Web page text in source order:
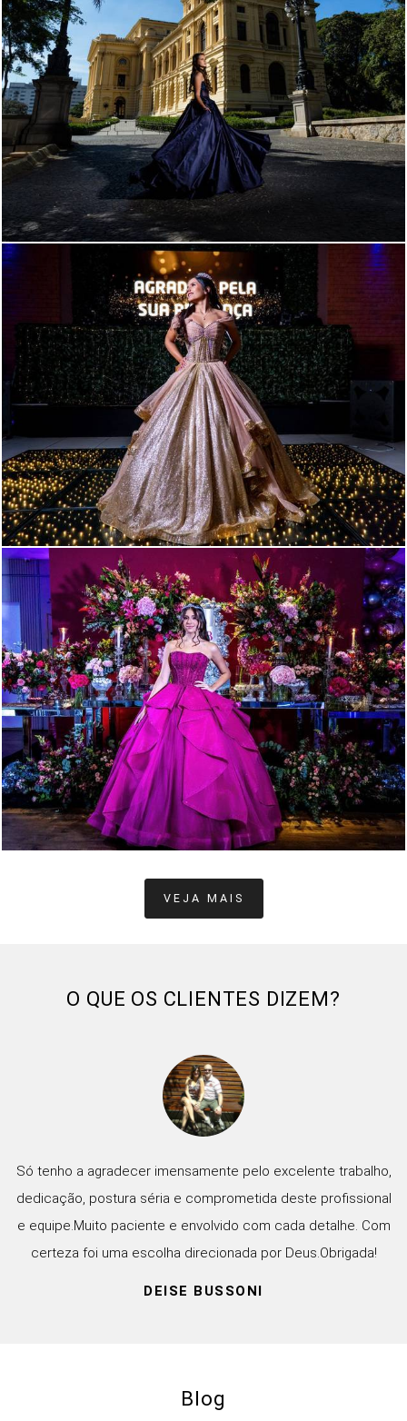
300 0
229 0
279 0
VEJA MAIS
O QUE OS CLIENTES DIZEM?
Só tenho a agradecer imensamente pelo excelente trabalho,
dedicação, postura séria e comprometida deste profissional
e equipe.Muito paciente e envolvido com cada detalhe. Com
certeza foi uma escolha direcionada por Deus.Obrigada!
DEISE BUSSONI
Blog